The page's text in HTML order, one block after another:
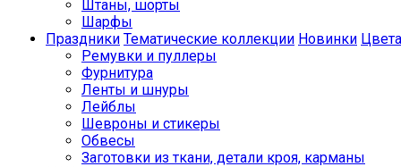
Штаны, шорты
Шарфы
Праздники Тематические коллекции Новинки Цвета
Ремувки и пуллеры
Фурнитура
Ленты и шнуры
Лейблы
Шевроны и стикеры
Обвесы
Заготовки из ткани, детали кроя, карманы